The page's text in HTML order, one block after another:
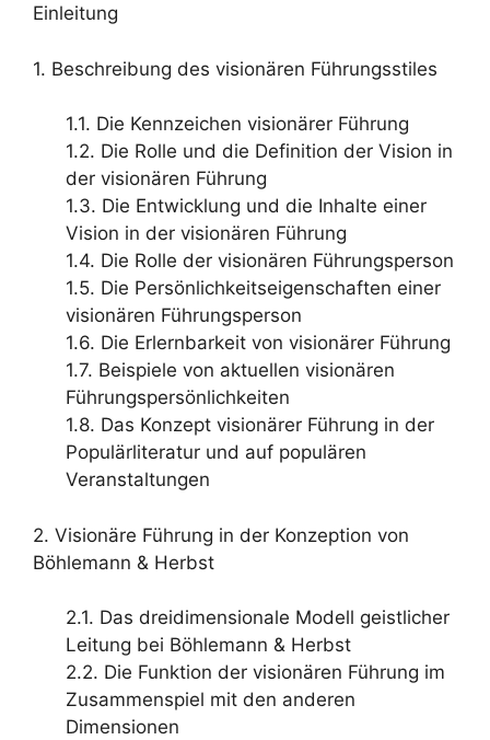
Einleitung
1. Beschreibung des visionären Führungsstiles
1.1. Die Kennzeichen visionärer Führung
1.2. Die Rolle und die Definition der Vision in
der visionären Führung
1.3. Die Entwicklung und die Inhalte einer
Vision in der visionären Führung
1.4. Die Rolle der visionären Führungsperson
1.5. Die Persönlichkeitseigenschaften einer
visionären Führungsperson
1.6. Die Erlernbarkeit von visionärer Führung
1.7. Beispiele von aktuellen visionären
Führungspersönlichkeiten
1.8. Das Konzept visionärer Führung in der
Populärliteratur und auf populären
Veranstaltungen
2. Visionäre Führung in der Konzeption von
Böhlemann & Herbst
2.1. Das dreidimensionale Modell geistlicher
Leitung bei Böhlemann & Herbst
2.2. Die Funktion der visionären Führung im
Zusammenspiel mit den anderen
Dimensionen